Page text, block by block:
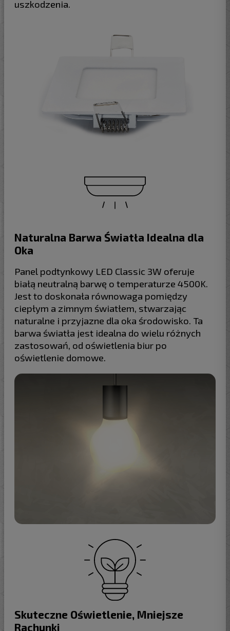
uszkodzenia.
Naturalna Barwa Światła Idealna dla
Oka
Panel podtynkowy LED Classic 3W oferuje
białą neutralną barwę o temperaturze 4500K.
Jest to doskonała równowaga pomiędzy
ciepłym a zimnym światłem, stwarzając
naturalne i przyjazne dla oka środowisko. Ta
barwa światła jest idealna do wielu różnych
zastosowań, od oświetlenia biur po
oświetlenie domowe.
Skuteczne Oświetlenie, Mniejsze
Rachunki